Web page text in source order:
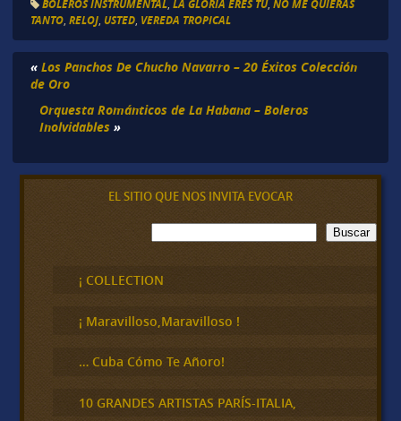
BOLEROS INSTRUMENTAL, LA GLORIA ERES TÚ, NO ME QUIERAS
TANTO, RELOJ, USTED, VEREDA TROPICAL
« Los Panchos De Chucho Navarro – 20 Éxitos Colección
de Oro
Orquesta Románticos de La Habana – Boleros
Inolvidables »
EL SITIO QUE NOS INVITA EVOCAR
B
u
c
a
Buscar
¡ COLLECTION
¡ Maravilloso,Maravilloso !
… Cuba Cómo Te Añoro!
10 GRANDES ARTISTAS PARÍS-ITALIA,